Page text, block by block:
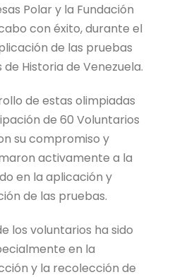
Polar y la Fundación
con éxito, durante el
de las pruebas
Historia de Venezuela.
de estas olimpiadas
de 60 Voluntarios
su compromiso y
activamente a la
en la aplicación y
de las pruebas.
los voluntarios ha sido
en la
y la recolección de